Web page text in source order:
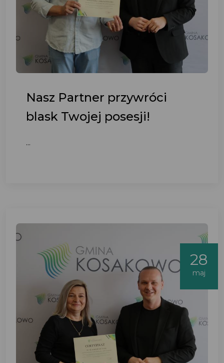
Nasz Partner przywróci
blask Twojej posesji!
...
28
maj